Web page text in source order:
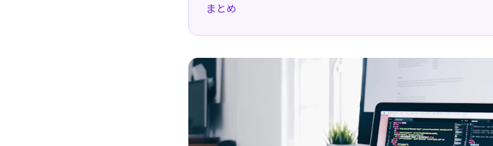
まとめ